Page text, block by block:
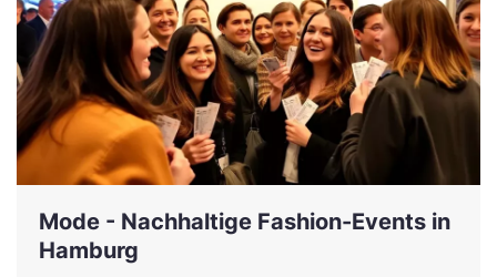
Mode - Nachhaltige Fashion-Events in
Hamburg